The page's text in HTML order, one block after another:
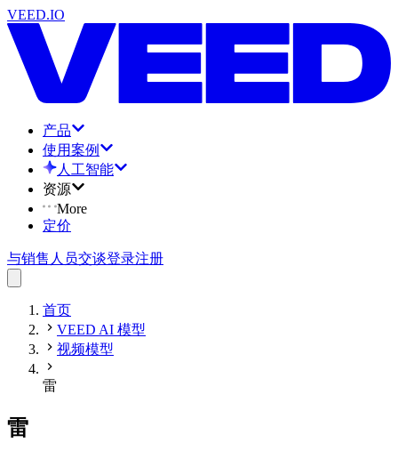
VEED.IO
产品
使用案例
人工智能
资源
More
定价
与销售人员交谈登录注册
首页
VEED AI 模型
视频模型
雷
雷